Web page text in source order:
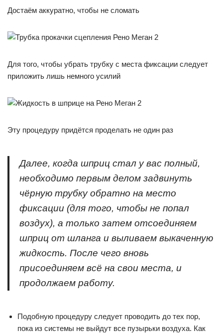
Достаём аккуратно, чтобы не сломать
Для того, чтобы убрать трубку с места фиксации следует
приложить лишь немного усилий
Эту процедуру придётся проделать не один раз
Далее, когда шприц стал у вас полный,
необходимо первым делом задвинуть
чёрную трубку обратно на место
фиксации (для того, чтобы не попал
воздух), а только затем отсоединяем
шприц от шланга и выливаем выкаченную
жидкость. После чего вновь
присоединяем всё на свои места, и
продолжаем работу.
Подобную процедуру следует проводить до тех пор,
пока из системы не выйдут все пузырьки воздуха. Как